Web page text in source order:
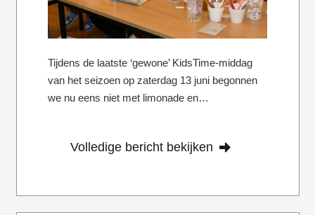
Tijdens de laatste ‘gewone’ KidsTime-middag
van het seizoen op zaterdag 13 juni begonnen
we nu eens niet met limonade en…
Volledige bericht bekijken